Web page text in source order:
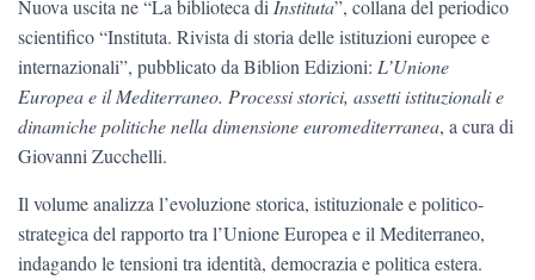
T
L
E
Nuova uscita ne “La biblioteca di Instituta”, collana del periodico
scientifico “Instituta. Rivista di storia delle istituzioni europee e
internazionali”, pubblicato da Biblion Edizioni: L’Unione
Europea e il Mediterraneo. Processi storici, assetti istituzionali e
dinamiche politiche nella dimensione euromediterranea, a cura di
Giovanni Zucchelli.
Il volume analizza l’evoluzione storica, istituzionale e politico-
strategica del rapporto tra l’Unione Europea e il Mediterraneo,
indagando le tensioni tra identità, democrazia e politica estera.